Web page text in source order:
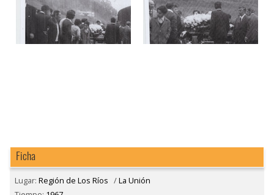
Ficha
Lugar: Región de Los Ríos /La Unión